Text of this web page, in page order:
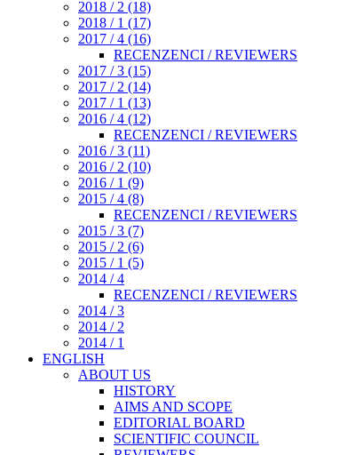
2018 / 2 (18)
2018 / 1 (17)
2017 / 4 (16)
RECENZENCI / REVIEWERS
2017 / 3 (15)
2017 / 2 (14)
2017 / 1 (13)
2016 / 4 (12)
RECENZENCI / REVIEWERS
2016 / 3 (11)
2016 / 2 (10)
2016 / 1 (9)
2015 / 4 (8)
RECENZENCI / REVIEWERS
2015 / 3 (7)
2015 / 2 (6)
2015 / 1 (5)
2014 / 4
RECENZENCI / REVIEWERS
2014 / 3
2014 / 2
2014 / 1
ENGLISH
ABOUT US
HISTORY
AIMS AND SCOPE
EDITORIAL BOARD
SCIENTIFIC COUNCIL